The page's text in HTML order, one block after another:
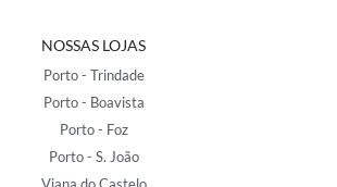
NOSSAS LOJAS
Porto - Trindade
Porto - Boavista
Porto - Foz
Porto - S. João